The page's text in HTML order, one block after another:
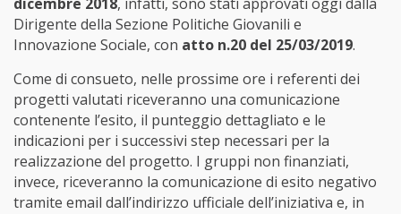
dicembre 2018, infatti, sono stati approvati oggi dalla
Dirigente della Sezione Politiche Giovanili e
Innovazione Sociale, con atto n.20 del 25/03/2019.
Come di consueto, nelle prossime ore i referenti dei
progetti valutati riceveranno una comunicazione
contenente l’esito, il punteggio dettagliato e le
indicazioni per i successivi step necessari per la
realizzazione del progetto. I gruppi non finanziati,
invece, riceveranno la comunicazione di esito negativo
tramite email dall’indirizzo ufficiale dell’iniziativa e, in